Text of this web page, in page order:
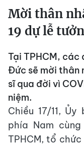
Mời thân
19 dự lễ
Tại TPHCM, các
Đức sẽ mời thân
sĩ qua đời vì
niệm.
Chiều 17/11,
phía Nam
TPHCM, tổ